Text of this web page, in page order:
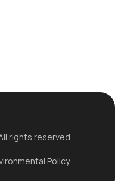
rights reserved.
Policy